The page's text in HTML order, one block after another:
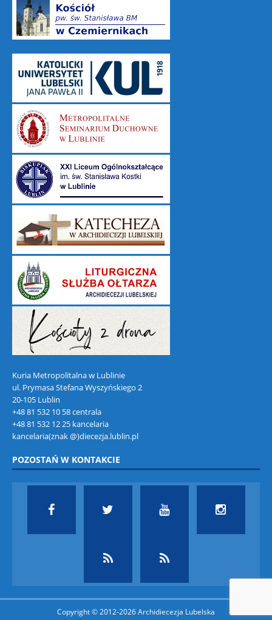
Kuria Metropolitalna w Lublinie
ul. Prymasa Stefana Wyszyńskiego 2
20-105 Lublin
+48 81 532 10 58 centrala
+48 81 532 12 25 kancelaria
kancelaria(znak @)diecezja.lublin.pl
POZOSTAŃ W KONTAKCIE
Copyright © 2012-2026 Archidiecezja Lubelska